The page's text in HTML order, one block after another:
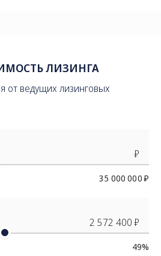
ЛИЗИНГА
от ведущих лизинговых
₽
35 000 000 ₽
2 572 400 ₽
49%